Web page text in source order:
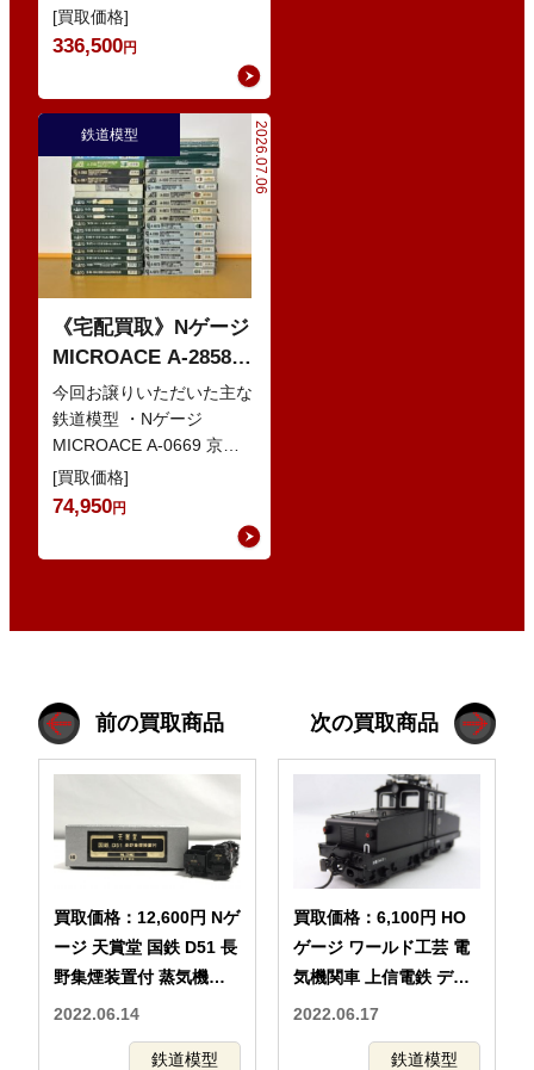
1200番代 東西線色 中間5
輌 Oセット …
[買取価格]
336,500円
2026.07.06
鉄道模型
《宅配買取》Nゲージ
MICROACE A-2858
京阪8000系 新塗装 な
どの鉄道模型
今回お譲りいただいた主な
鉄道模型 ・Nゲージ
MICROACE A-0669 京阪
8030系 ・Nゲージ
GREENMAX 組立キ…
[買取価格]
74,950円
前の買取商品
買取価格：12,600円 Nゲ
ージ 天賞堂 国鉄 D51 長
野集煙装置付 蒸気機関
車 鉄道模型
2022.06.14
鉄道模型
次の買取商品
買取価格：6,100円 HO
ゲージ ワールド工芸 電
気機関車 上信電鉄 デキ1
Ⅱ 塗装済完成品・金属
2022.06.17
鉄道模型